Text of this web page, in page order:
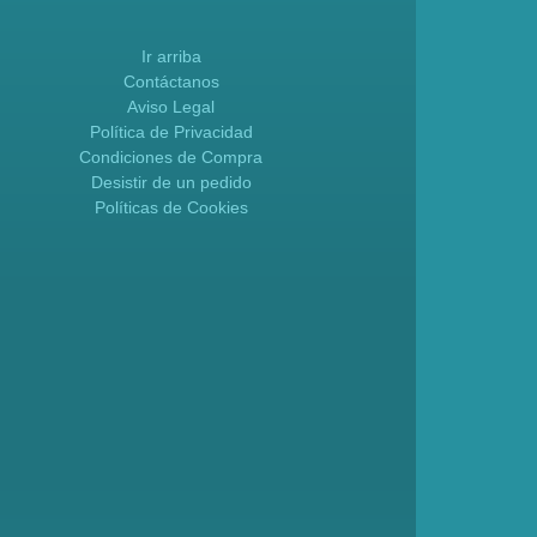
Ir arriba
Contáctanos
Aviso Legal
Política de Privacidad
Condiciones de Compra
Desistir de un pedido
Políticas de Cookies